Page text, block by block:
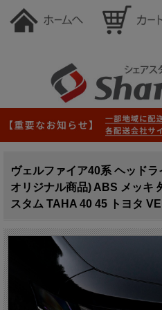
ヴェルファイア40系 ヘッド
オリジナル商品) ABS メッキ
スタム TAHA 40 45 トヨタ